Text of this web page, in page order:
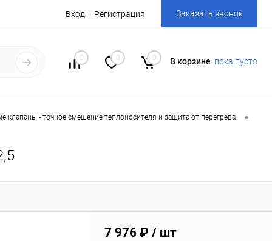
Вход Регистрация Заказать звонок
0 0 0 В корзине пока пусто
клапаны - точное смешение теплоносителя и защита от перегрева •
7 976 ₽ / шт